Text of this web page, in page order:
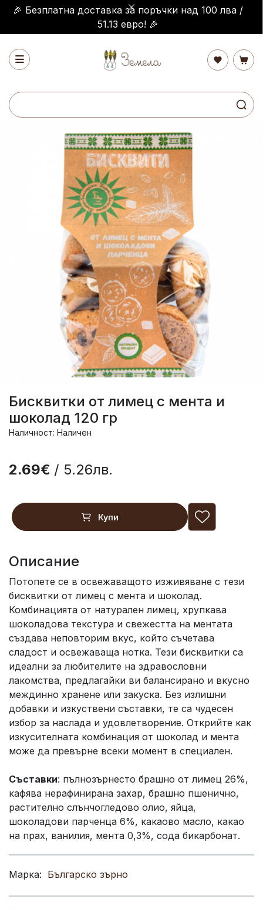
🎉 Безплатна доставка за поръчки над 100 лва /
51.13 евро! 🎉
Бисквитки от лимец с мента и
шоколад 120 гр
Наличност: Наличен
2.69€ / 5.26лв.
Купи
Описание
Потопете се в освежаващото изживяване с тези
бисквитки от лимец с мента и шоколад.
Комбинацията от натурален лимец, хрупкава
шоколадова текстура и свежестта на ментата
създава неповторим вкус, който съчетава
сладост и освежаваща нотка. Тези бисквитки са
идеални за любителите на здравословни
лакомства, предлагайки ви балансирано и вкусно
междинно хранене или закуска. Без излишни
добавки и изкуствени съставки, те са чудесен
избор за наслада и удовлетворение. Открийте как
изкусителната комбинация от шоколад и мента
може да превърне всеки момент в специален.
Съставки: пълнозърнесто брашно от лимец 26%,
кафява нерафинирана захар, брашно пшенично,
растително слънчогледово олио, яйца,
шоколадови парченца 6%, какаово масло, какао
на прах, ванилия, мента 0,3%, сода бикарбонат.
Марка: Българско зърно